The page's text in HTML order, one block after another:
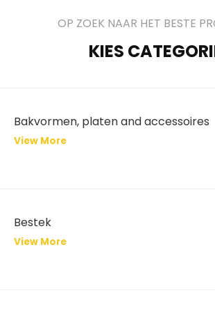
OP ZOEK NAAR HET BESTE
KIES
Bakvormen, platen and accessoires
View More
Bestek
View More